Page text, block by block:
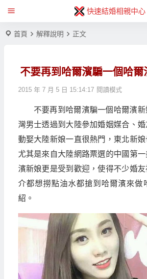
快速結婚相親中心
首頁 解釋說明 正文
不要再到哈爾濱騙一個哈爾
2015 年 7 月 5 日 15:14:17 閱讀模式
不要再到哈爾濱騙一個哈爾濱
灣男士透過到大陸參加婚姻媒合、
動娶大陸新娘一直很熱門，東北新娘
尤其是來自大陸網路票選的中國第
濱新娘更是受到歡迎，使得不少婚
介都想撈點油水都搶到哈爾濱來做
紹。